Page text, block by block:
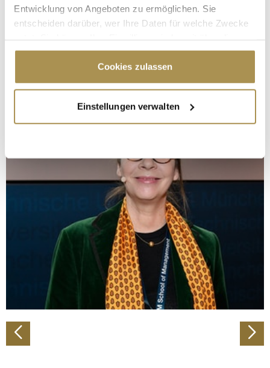
Entwicklung von Angeboten zu ermöglichen. Sie
entscheiden darüber, wer Ihre Daten für welche Zwecke
Cookie-Erklärung oder durch Klicken auf das Privacy
Trigger Symbol ändern oder widerrufen
Informationen über Ihre geografische Lage
erfassen, welche bis auf einige Meter genau sein
bestimmten Merkmalen (Fingerprinting) identifizieren
Erfahren Sie mehr darüber, wie Ihre persönlichen Daten
verarbeitet werden, und legen Sie Ihre Präferenzen im
Abschnitt Einzelheiten
fest.
Wir verwenden Cookies, um Inhalte und Anzeigen zu
personalisieren, Funktionen für soziale Medien anbieten
zu können und die Zugriffe auf unsere Website zu
analysieren. Außerdem geben wir Informationen zu Ihrer
Verwendung unserer Website an unsere Partner für
Partner führen diese Informationen möglicherweise mit
weiteren Daten zusammen, die Sie ihnen bereitgestellt
Cookies zulassen
Einstellungen verwalten